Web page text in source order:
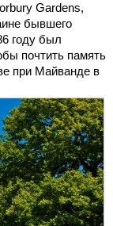
Gardens,
бывшего
году был
почтить память
при Майванде в